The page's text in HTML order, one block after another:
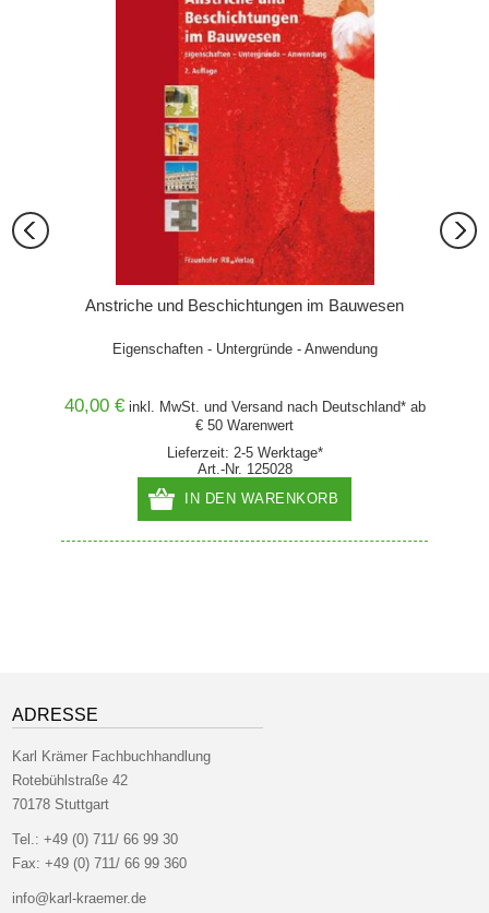
Anstriche und Beschichtungen im Bauwesen
Eigenschaften - Untergründe - Anwendung
40,00 € inkl. MwSt. und Versand nach Deutschland* ab
€ 50 Warenwert
Lieferzeit: 2-5 Werktage*
Art.-Nr. 125028
IN DEN WARENKORB
ADRESSE
Karl Krämer Fachbuchhandlung
Rotebühlstraße 42
70178 Stuttgart
Tel.:+49 (0) 711/ 66 99 30
Fax: +49 (0) 711/ 66 99 360
info@karl-kraemer.de